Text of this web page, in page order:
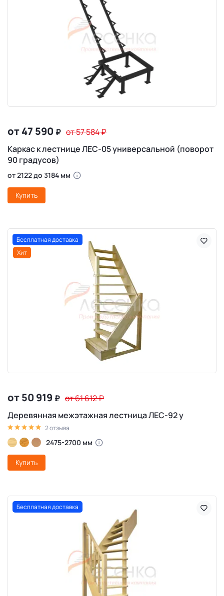
от 47 590 ₽ от 57 584₽
Каркас к лестнице ЛЕС-05 универсальной (поворот
90 градусов)
от 2122 до 3184 мм
Купить
Бесплатная доставка
Хит
от 50 919 ₽ от 61 612₽
Деревянная межэтажная лестница ЛЕС-92 у
2 отзыва
2475-2700 мм
Купить
Бесплатная доставка